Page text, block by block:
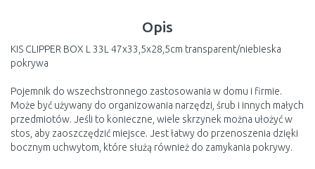
Opis
KIS CLIPPER BOX L 33L 47x33,5x28,5cm transparent/niebieska
pokrywa
Pojemnik do wszechstronnego zastosowania w domu i firmie.
Może być używany do organizowania narzędzi, śrub i innych małych
przedmiotów. Jeśli to konieczne, wiele skrzynek można ułożyć w
stos, aby zaoszczędzić miejsce. Jest łatwy do przenoszenia dzięki
bocznym uchwytom, które służą również do zamykania pokrywy.